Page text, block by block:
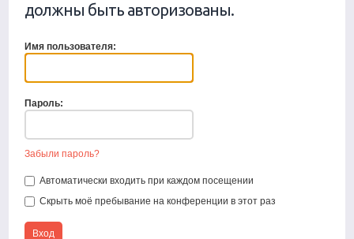
должны быть авторизованы.
Имя пользователя:
Пароль:
Забыли пароль?
Автоматически входить при каждом посещении
Скрыть моё пребывание на конференции в этот раз